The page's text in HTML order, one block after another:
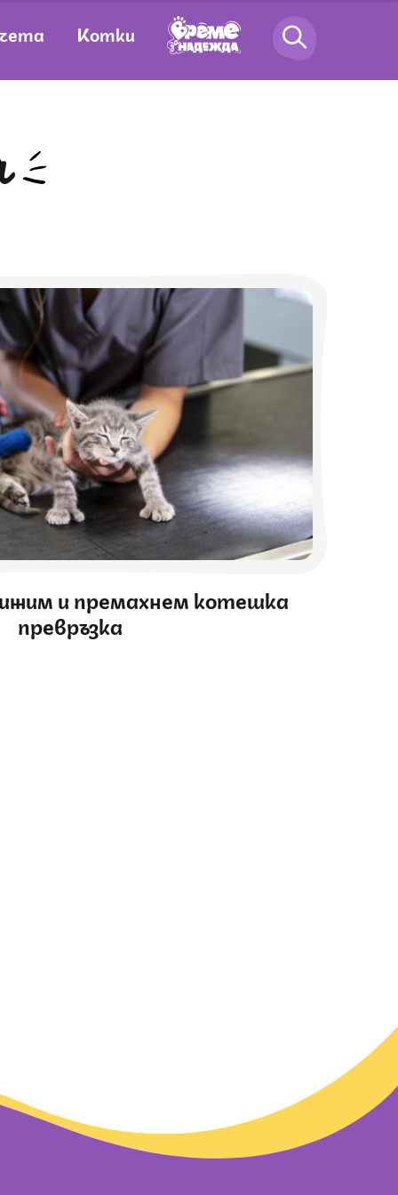
Котки
и премахнем котешка
превръзка